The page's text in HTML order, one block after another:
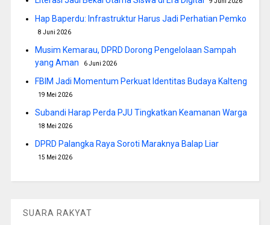
Hap Baperdu: Infrastruktur Harus Jadi Perhatian Pemko
8 Juni 2026
Musim Kemarau, DPRD Dorong Pengelolaan Sampah
yang Aman
6 Juni 2026
FBIM Jadi Momentum Perkuat Identitas Budaya Kalteng
19 Mei 2026
Subandi Harap Perda PJU Tingkatkan Keamanan Warga
18 Mei 2026
DPRD Palangka Raya Soroti Maraknya Balap Liar
15 Mei 2026
SUARA RAKYAT